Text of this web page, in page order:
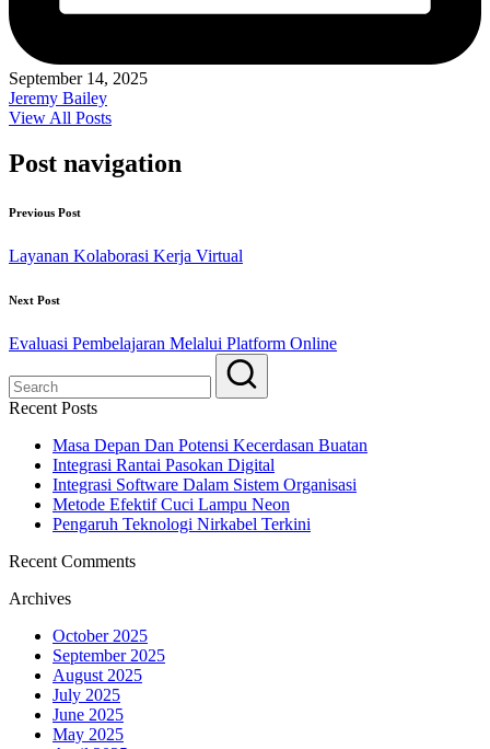
September 14, 2025
Jeremy Bailey
View All Posts
Post navigation
Previous Post
Layanan Kolaborasi Kerja Virtual
Next Post
Evaluasi Pembelajaran Melalui Platform Online
Recent Posts
Masa Depan Dan Potensi Kecerdasan Buatan
Integrasi Rantai Pasokan Digital
Integrasi Software Dalam Sistem Organisasi
Metode Efektif Cuci Lampu Neon
Pengaruh Teknologi Nirkabel Terkini
Recent Comments
Archives
October 2025
September 2025
August 2025
July 2025
June 2025
May 2025